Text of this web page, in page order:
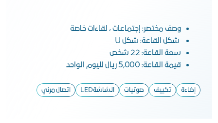
وصف مختصر: إجتماعات ، لقاءات خاصة
شكل القاعة: شكل U
سعة القاعة: 22 شخص
قيمة القاعة: 5,000 ريال لليوم الواحد
إضاءة تكييف صوتيات الشاشةLED اتصال مرئي